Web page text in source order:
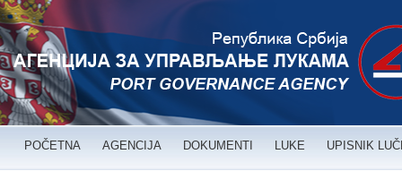
POČETNA AGENCIJA DOKUMENTI LUKE UPISNIK